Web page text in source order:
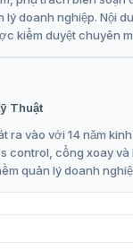
S-IZS
phép điều chỉnh
30 mét, đảm
ghi lại hình ảnh
doanh nghiệp. Nội
kiểm duyệt chuyên
Thuật
ra vào với 14 năm
control, cổng xoay
quản lý doanh